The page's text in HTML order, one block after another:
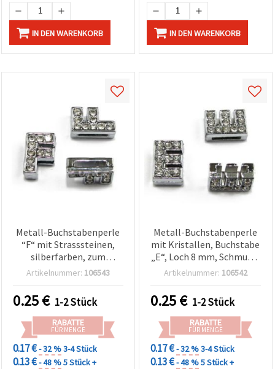
IN DEN WARENKORB IN DEN WARENKORB
Metall-Buchstabenperle
“F“ mit Strasssteinen,
silberfarben, zum
Auffädeln, Loch 8 mm
Artikelnummer: 106543
0.25€ 1-2 Stück
RABATTE
FÜR MENGE
0.17 €- 32 %3-4 Stück
0.13 €- 48 %5 Stück +
Metall-Buchstabenperle
mit Kristallen, Buchstabe
„E“, Loch 8 mm, Schmuck-
Verbinder zum Auffädeln,
Artikelnummer: 106542
0.25€ 1-2 Stück
RABATTE
FÜR MENGE
0.17 €- 32 %3-4 Stück
0.13 €- 48 %5 Stück +